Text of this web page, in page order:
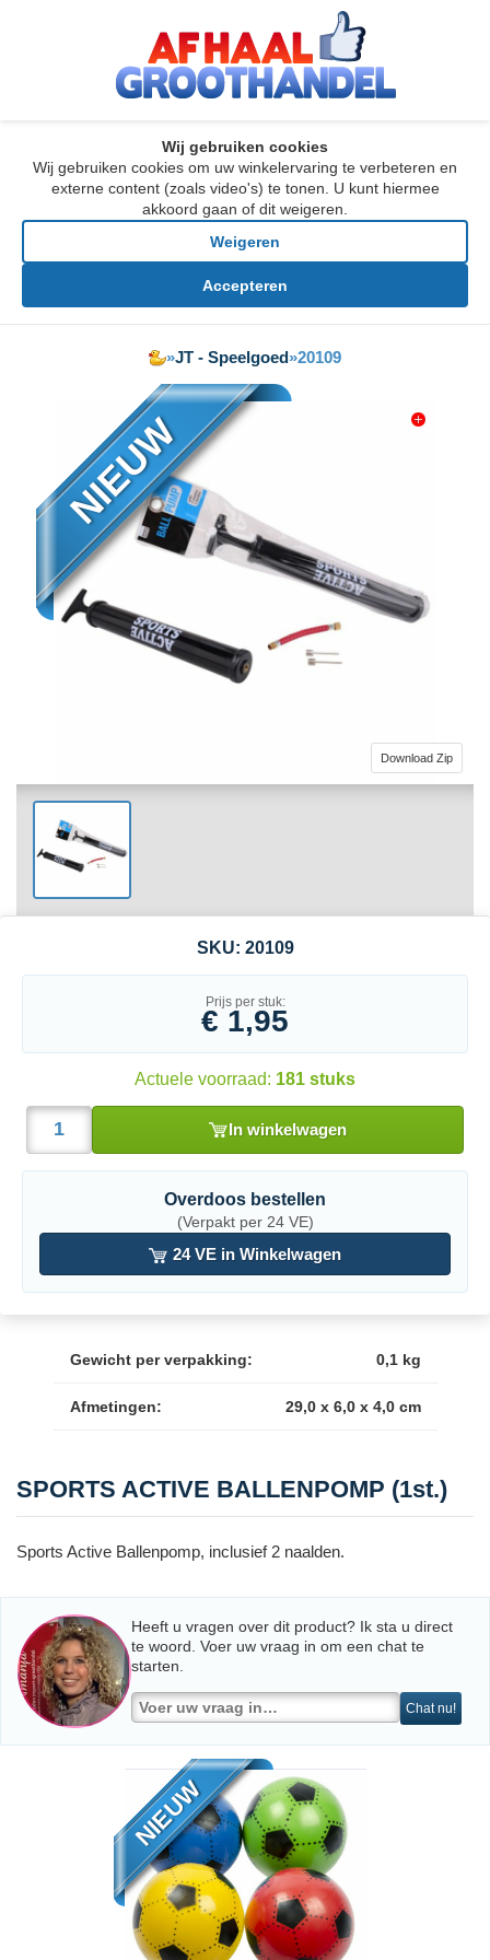
Wij gebruiken cookies
Wij gebruiken cookies om uw winkelervaring te verbeteren en
externe content (zoals video's) te tonen. U kunt hiermee
akkoord gaan of dit weigeren.
Weigeren
Accepteren
»JT - Speelgoed»20109
NIEUW
Download Zip
SKU: 20109
Prijs per stuk:
€ 1,95
Actuele voorraad: 181 stuks
In winkelwagen
Overdoos bestellen
(Verpakt per 24 VE)
24 VE in Winkelwagen
Gewicht per verpakking: 0,1 kg
Afmetingen: 29,0 x 6,0 x 4,0 cm
SPORTS ACTIVE BALLENPOMP (1st.)
Sports Active Ballenpomp, inclusief 2 naalden.
Heeft u vragen over dit product? Ik sta u direct
te woord. Voer uw vraag in om een chat te
starten.
Chat nu!
NIEUW